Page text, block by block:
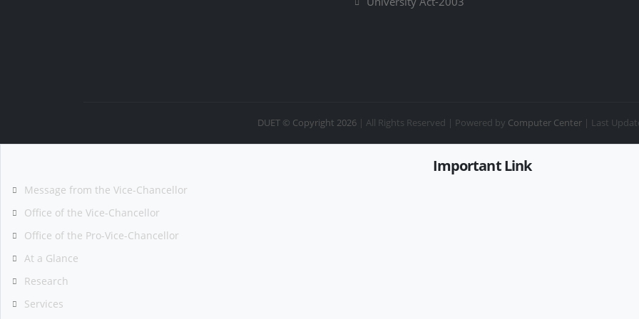
DUET © Copyright 2026| All Rights Reserved | Powered by Computer Center | Last
Important Link
Message from the Vice-Chancellor
Office of the Vice-Chancellor
Office of the Pro-Vice-Chancellor
At a Glance
Research
Services